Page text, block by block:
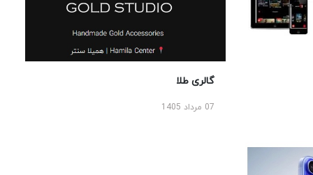
گالری طلا
07 مرداد 1405